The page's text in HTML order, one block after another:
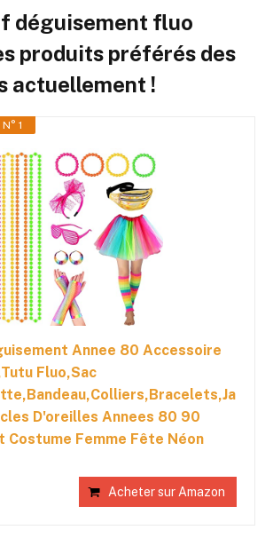
déguisement fluo
produits préférés des
actuellement !
1
Annee 80 Accessoire
Fluo,Sac
D'oreilles Annees 80 90
Costume Femme Fête Néon
Acheter sur Amazon